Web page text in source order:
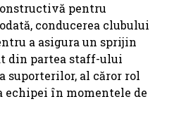
pentru
conducerea clubului
a asigura un sprijin
din partea staff-ului
suporterilor, al căror rol
în momentele de